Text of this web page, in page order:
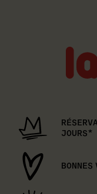
JOURS*